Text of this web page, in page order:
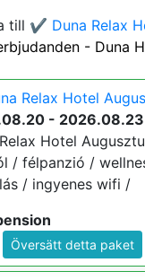
till ✔️ Duna Relax
- Duna
Relax Hotel
- 2026.08.23
Hotel
/ félpanzió /
/ ingyenes wifi /
Översätt detta paket